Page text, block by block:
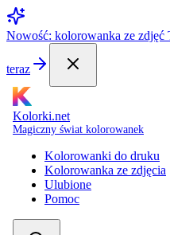
Nowość: kolorowanka ze
teraz
Kolorki.net
Magiczny świat kolorowanek
Kolorowanki do druku
Kolorowanka ze zdjęcia
Ulubione
Pomoc